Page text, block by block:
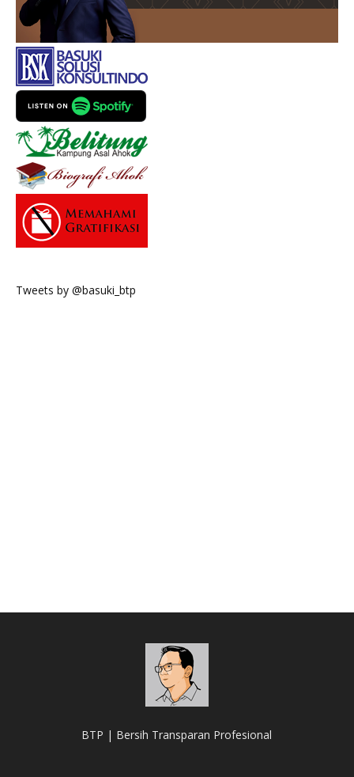
Tweets by @basuki_btp
BTP | Bersih Transparan Profesional